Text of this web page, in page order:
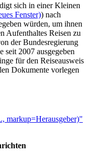
sich in einer Kleinen
Fenster)) nach
würden, um ihnen
Aufenthaltes Reisen zu
der Bundesregierung
seit 2007 ausgegeben
für den Reiseausweis
Dokumente vorlegen
markup=Herausgeber)"